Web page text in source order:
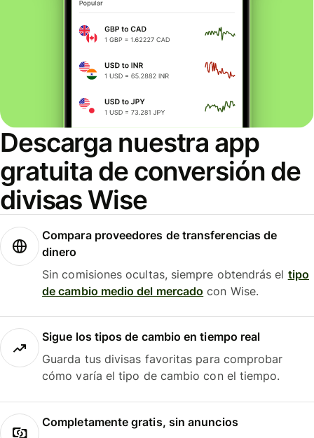
Descarga nuestra app
gratuita de conversión de
divisas Wise
Compara proveedores de transferencias de
dinero
Sin comisiones ocultas, siempre obtendrás el tipo
de cambio medio del mercado con Wise.
Sigue los tipos de cambio en tiempo real
Guarda tus divisas favoritas para comprobar
cómo varía el tipo de cambio con el tiempo.
Completamente gratis, sin anuncios